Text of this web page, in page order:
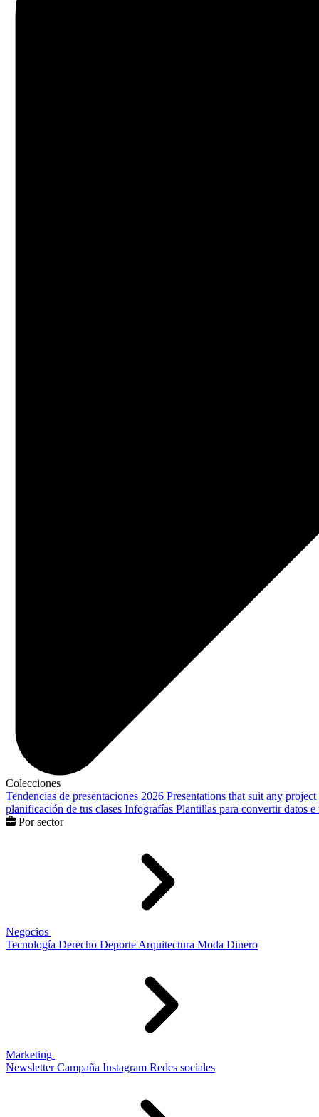
Colecciones
Tendencias de presentaciones 2026 Presentations that suit any project
planificación de tus clases Infografías Plantillas para convertir datos
Por sector
Negocios
Tecnología Derecho Deporte Arquitectura Moda Dinero
Marketing
Newsletter Campaña Instagram Redes sociales